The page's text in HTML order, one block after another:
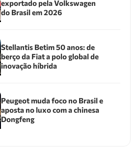
exportado pela Volkswagen
do Brasil em 2026
Stellantis Betim 50 anos: de
berço da Fiat a polo global de
inovação híbrida
Peugeot muda foco no Brasil e
aposta no luxo com a chinesa
Dongfeng